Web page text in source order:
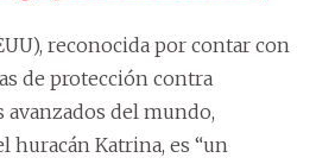
reconocida por contar con
de protección contra
avanzados del mundo,
huracán Katrina, es “un